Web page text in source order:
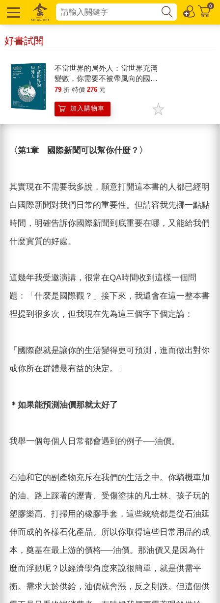
0
好書試閱
不當世界的局外人：當世界充滿
變數，你需要不被帶風向的國際
識讀力
79 折 特價 276 元
加入購物車
〈第1章 國際新聞可以幫你什麼？〉
其實現在不需要我多說，願意打開這本書的人都已經明
白國際新聞對我們日常的重要性。但請容我先挪一點點
時間，明確告訴你國際新聞到底重要在哪，又能給我們
什麼實質的好處。
這幾年我受邀演講，很常在QA時間收到這樣一個問
題：「什麼是國際觀？」接下來，我還會在這一整本書
裡提到很多次，但我現在先為這三個字下個定論：
「國際觀就是讓你的生活變得更可預測，進而做出對你
或你所在群體最有益的決定。」
＊如果能預測油價那就太好了
我舉一個每個人日常都會遇到的例子──油價。
石油和它的副產物充斥在我們的生活之中。你騎機車加
的油、路上踩著的瀝青、受傷塗抹的凡士林、孩子玩的
塑膠樂高、打掃用的橡膠手套，這些統統都是從石油延
伸而成的各樣石化產品。所以你取得這些日常用品的成
本，奠基在最上游的價格──油價。那油價又是因為什
麼而浮動呢？以經濟學角度來說很簡單，就是供需平
衡。需求大於供給，油價就會漲，反之則跌。但這個供